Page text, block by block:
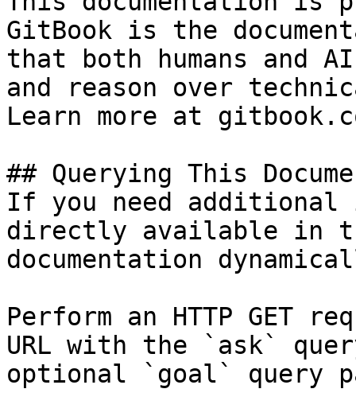
GitBook is the
that both humans and
and reason over
Learn more at
## Querying This
If you need
directly available in
documentation
Perform an HTTP GET
URL with the `ask`
optional `goal` query